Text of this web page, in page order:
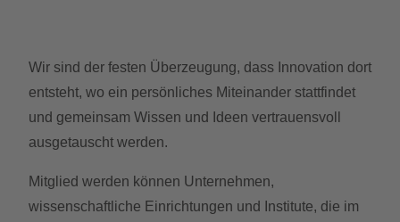
Wir sind der festen Überzeugung, dass Innovation dort
entsteht, wo ein persönliches Miteinander stattfindet
und gemeinsam Wissen und Ideen vertrauensvoll
ausgetauscht werden.
Mitglied werden können Unternehmen,
wissenschaftliche Einrichtungen und Institute, die im